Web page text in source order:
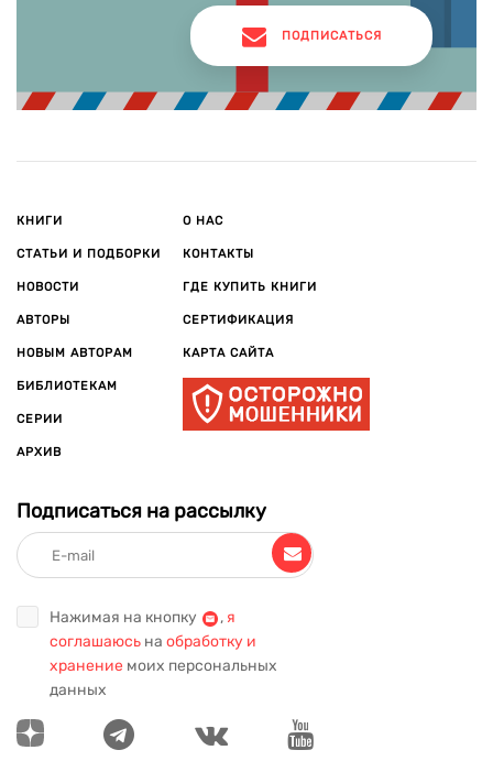
ПОДПИСАТЬСЯ
КНИГИ
СТАТЬИ И ПОДБОРКИ
НОВОСТИ
АВТОРЫ
НОВЫМ АВТОРАМ
БИБЛИОТЕКАМ
СЕРИИ
АРХИВ
О НАС
КОНТАКТЫ
ГДЕ КУПИТЬ КНИГИ
СЕРТИФИКАЦИЯ
КАРТА САЙТА
Подписаться на рассылку
Нажимая на кнопку , я
соглашаюсь на обработку и
хранение моих персональных
данных